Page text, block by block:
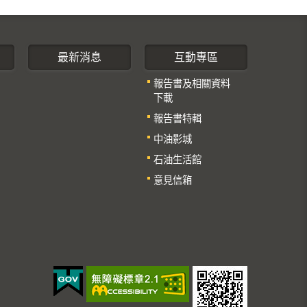
最新消息 互動專區
報告書及相關資料
下載
報告書特輯
中油影城
石油生活館
意見信箱